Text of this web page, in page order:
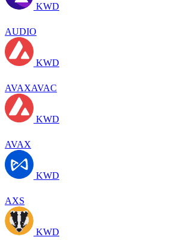
KWD
AUDIO
KWD
AVAXAVAC
KWD
AVAX
KWD
AXS
KWD